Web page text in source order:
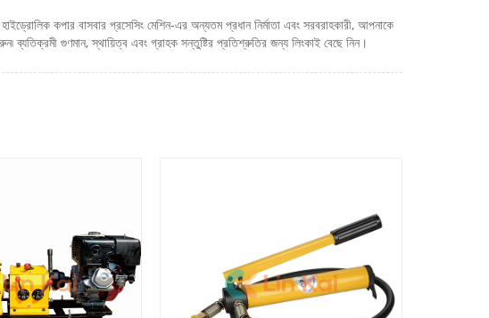
কপার বাসবার প্রসেসিং মেশিন-এর অন্যতম প্রধান নির্মাতা এবং সরবরাহকারী, আপনাকে
ব্যতিক্রমী গুণমান, স্থায়িত্ব এবং গ্রাহক সন্তুষ্টির প্রতিশ্রুতির জন্য লিংকাই বেছে নিন।